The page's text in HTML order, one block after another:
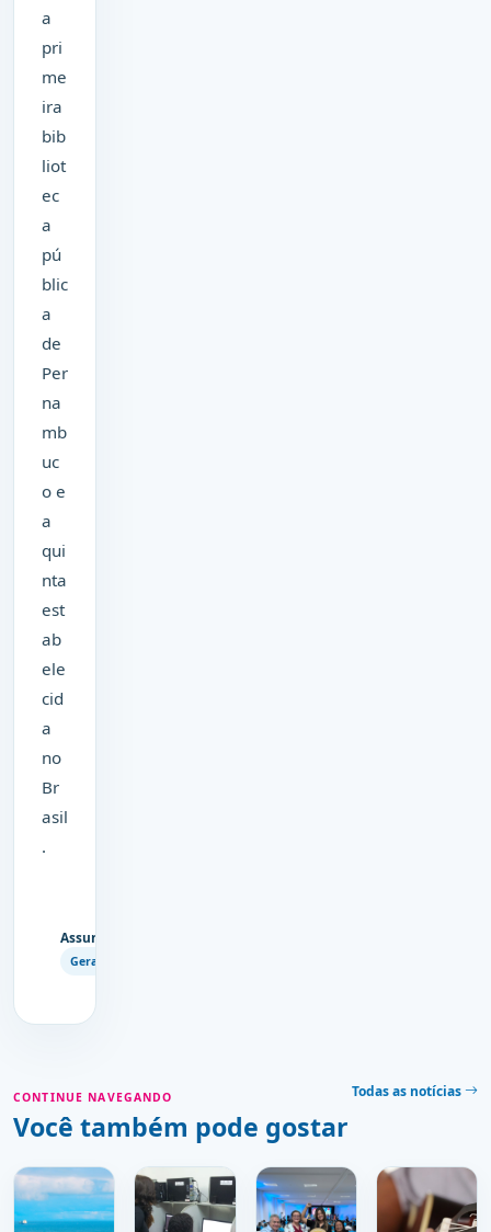
a
pri
me
ira
bib
liot
ec
a
pú
blic
a
de
Per
na
mb
uc
o e
a
qui
nta
est
ab
ele
cid
a
no
Br
asil
.
Assuntos
Geral
CONTINUE NAVEGANDO
Você também pode gostar
Todas as notícias